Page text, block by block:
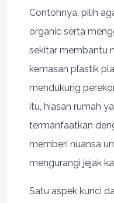
Contohnya, pilih
organic serta
sekitar membantu
kemasan plastik
mendukung
itu, hiasan rumah
termanfaatkan
memberi nuansa
mengurangi jejak
Satu aspek kunci